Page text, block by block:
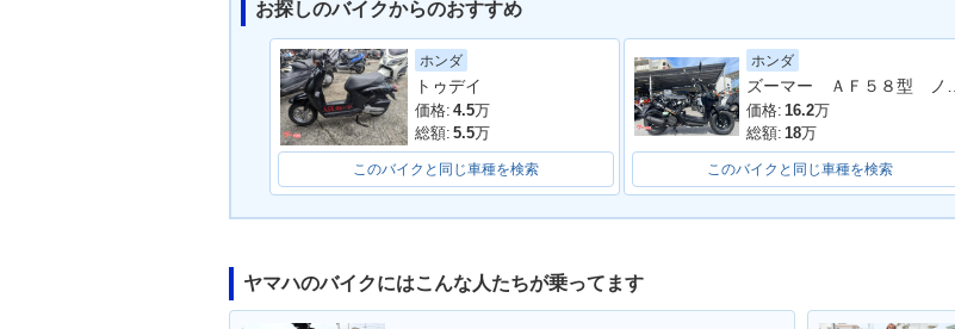
2009年 VOX・マイナー
チェンジ
2009年 VOX DELUXE・
マイナーチェンジ
2007年 VOX DELUXE・
追加
チェンジ
お探しのバイクからのおすすめ
ホンダ
トゥデイ
価格: 4.5万
総額: 5.5万
このバイクと同じ車種を検索
ホンダ
価格: 16.2万
総額: 18万
このバイクと同じ車種を検索
ヤマハのバイクにはこんな人たちが乗ってます